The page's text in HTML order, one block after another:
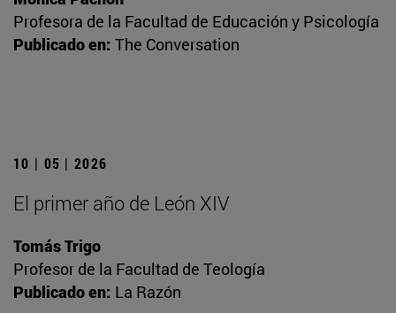
Profesora de la Facultad de Educación y Psicología
Publicado en: The Conversation
10 | 05 | 2026
El primer año de León XIV
Tomás Trigo
Profesor de la Facultad de Teología
Publicado en: La Razón